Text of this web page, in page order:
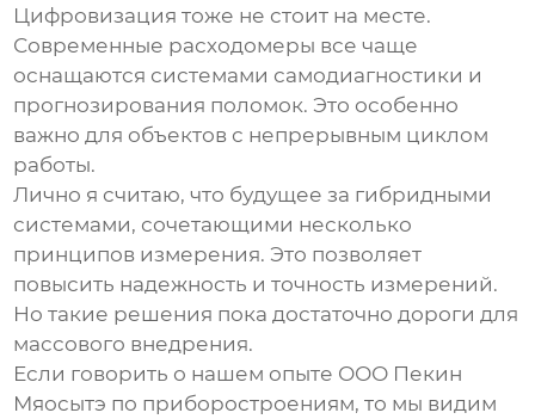
Цифровизация тоже не стоит на месте.
Современные расходомеры все чаще
оснащаются системами самодиагностики и
прогнозирования поломок. Это особенно
важно для объектов с непрерывным циклом
работы.
Лично я считаю, что будущее за гибридными
системами, сочетающими несколько
принципов измерения. Это позволяет
повысить надежность и точность измерений.
Но такие решения пока достаточно дороги для
массового внедрения.
Если говорить о нашем опыте ООО Пекин
Мяосытэ по приборостроениям, то мы видим